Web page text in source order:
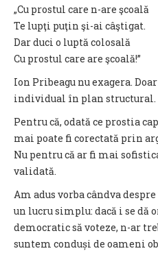
„Cu prostul care n-are şcoală
Te lupţi puţin şi-ai câştigat.
Dar duci o luptă colosală
Cu prostul care are şcoală!”
Ion Pribeagu nu exagera.
individual în plan structural.
Pentru că, odată ce prostia
mai poate fi corectată prin
Nu pentru că ar fi mai
validată.
Am adus vorba cândva
un lucru simplu: dacă i se dă
democratic să voteze, n-ar
suntem conduși de oameni